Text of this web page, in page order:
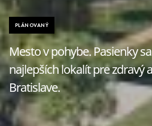
PLÁNOVANÝ
Mesto v pohybe. Pasienky
najlepších lokalít pre zdravý
Bratislave.